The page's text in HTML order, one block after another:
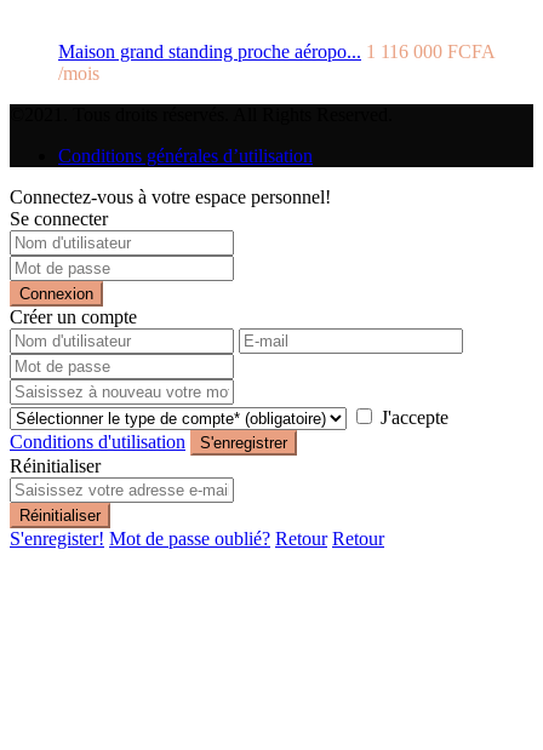
Maison grand standing proche aéropo... 1 116 000 FCFA
/mois
Conditions générales d’utilisation
Connectez-vous à votre espace personnel!
Se connecter
Connexion
Créer un compte
J'accepte
Conditions d'utilisation
S'enregistrer
Réinitialiser
Réinitialiser
S'enregister! Mot de passe oublié? Retour Retour